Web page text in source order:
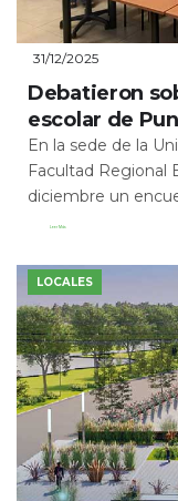
31/12/2025
Debatieron
escolar de
En la sede de la
Facultad Regional
diciembre un
Leer Más
LOCALES